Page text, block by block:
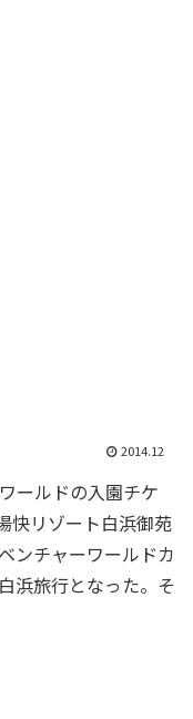
2014.12
ールドの入園チケ
快リゾート白浜御苑
ンチャーワールドカ
浜旅行となった。そ